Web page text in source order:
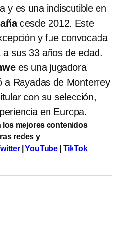
y es una indiscutible en
desde 2012. Este
y fue convocada
sus 33 años de edad.
es una jugadora
a Rayadas de Monterrey
con su selección,
en Europa.
los mejores contenidos
redes y
|YouTube TikTok